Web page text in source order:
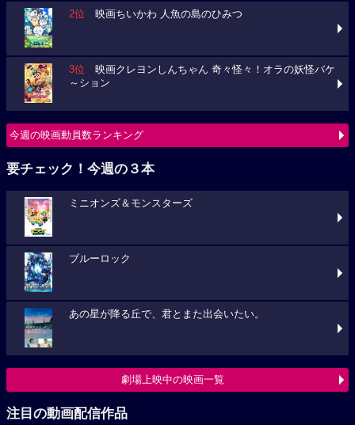
2位 映画ちいかわ 人魚の島のひみつ
3位 映画クレヨンしんちゃん 奇々怪々！オラの妖怪バケ
～ション
今週の映画動員数ランキング
要チェック！今週の３本
ミニオンズ＆モンスターズ
ブルーロック
あの星が降る丘で、君とまた出会いたい。
劇場上映中の映画一覧
注目の動画配信作品